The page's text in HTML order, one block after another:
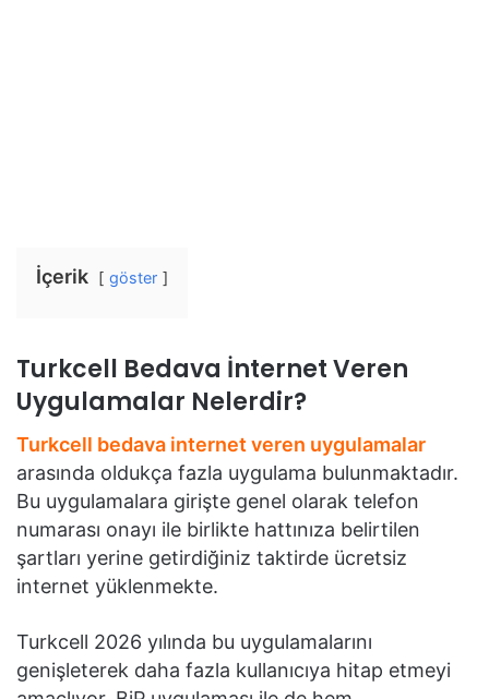
İçerik göster
Turkcell Bedava İnternet Veren
Uygulamalar Nelerdir?
Turkcell bedava internet veren uygulamalar
arasında oldukça fazla uygulama bulunmaktadır.
Bu uygulamalara girişte genel olarak telefon
numarası onayı ile birlikte hattınıza belirtilen
şartları yerine getirdiğiniz taktirde ücretsiz
internet yüklenmekte.
Turkcell 2026 yılında bu uygulamalarını
genişleterek daha fazla kullanıcıya hitap etmeyi